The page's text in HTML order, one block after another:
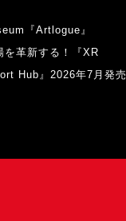
『Artlogue』
を革新する！『XR
Hub』2026年7月発売